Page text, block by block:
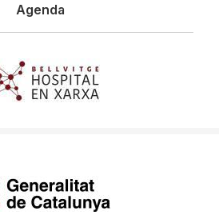
Agenda